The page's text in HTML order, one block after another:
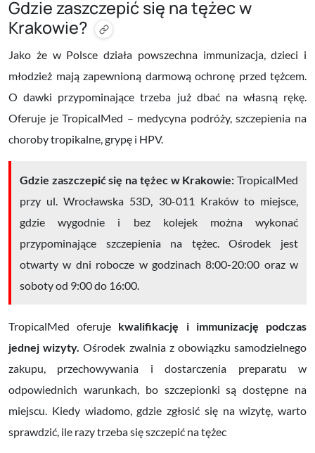
Gdzie zaszczepić się na tężec w
Krakowie?
Jako że w Polsce działa powszechna immunizacja, dzieci i
młodzież mają zapewnioną darmową ochronę przed tężcem.
O dawki przypominające trzeba już dbać na własną rękę.
Oferuje jeTropicalMed – medycyna podróży, szczepienia na
choroby tropikalne, grypę i HPV.
Gdzie zaszczepić się na tężec w Krakowie: TropicalMed
przy ul.Wrocławska 53D, 30-011 Krakówto miejsce,
gdzie wygodnie i bez kolejek można wykonać
przypominające szczepienia na tężec. Ośrodek jest
otwarty w dni robocze w godzinach 8:00-20:00 oraz w
soboty od 9:00 do 16:00.
TropicalMed oferuje kwalifikację i immunizację podczas
jednej wizyty. Ośrodek zwalnia z obowiązku samodzielnego
zakupu, przechowywania i dostarczenia preparatu w
odpowiednich warunkach, bo szczepionki są dostępne na
miejscu. Kiedy wiadomo, gdzie zgłosić się na wizytę, warto
sprawdzić, ile razy trzeba się szczepić na tężec